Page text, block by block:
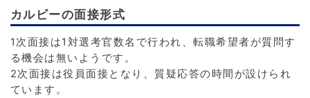
カルビーの面接形式
1次面接は1対選考官数名で行われ、転職希望者が質問す
る機会は無いようです。
2次面接は役員面接となり、質疑応答の時間が設けられ
ています。